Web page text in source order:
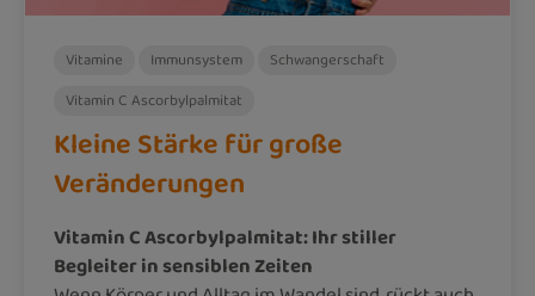
Vitamine Immunsystem
Schwangerschaft
Vitamin C Ascorbylpalmitat
Kleine Stärke für große
Veränderungen
Vitamin C Ascorbylpalmitat: Ihr stiller
Begleiter in sensiblen Zeiten